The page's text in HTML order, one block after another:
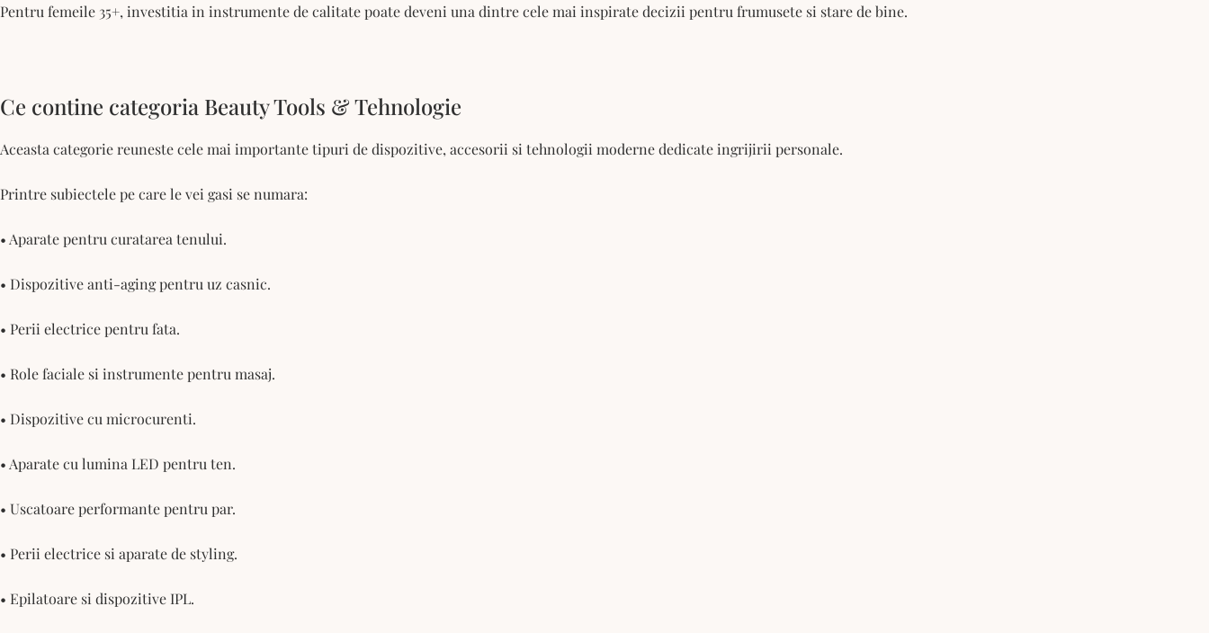
Pentru femeile 35+, investitia in instrumente de calitate poate deveni una dintre cele mai inspirate decizii pentru frumusete si stare de bine.
Ce contine categoria Beauty Tools & Tehnologie
Aceasta categorie reuneste cele mai importante tipuri de dispozitive, accesorii si tehnologii moderne dedicate ingrijirii personale.
Printre subiectele pe care le vei gasi se numara:
• Aparate pentru curatarea tenului.
• Dispozitive anti-aging pentru uz casnic.
• Perii electrice pentru fata.
• Role faciale si instrumente pentru masaj.
• Dispozitive cu microcurenti.
• Aparate cu lumina LED pentru ten.
• Uscatoare performante pentru par.
• Perii electrice si aparate de styling.
• Epilatoare si dispozitive IPL.